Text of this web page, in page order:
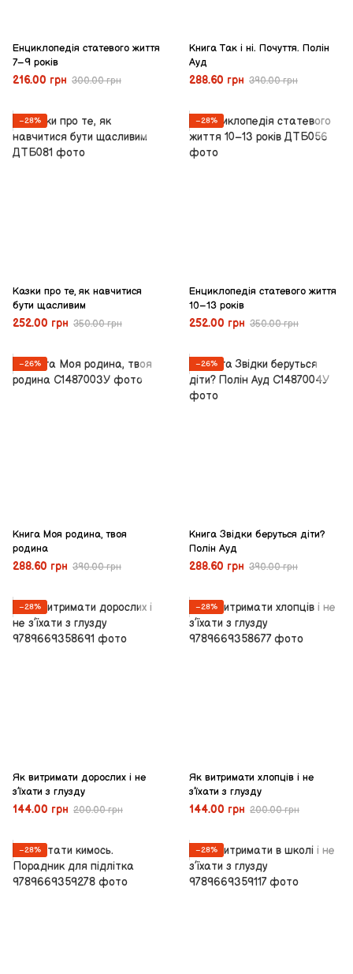
Енциклопедія статевого життя
7–9 років
216.00 грн 300.00 грн
Книга Так і ні. Почуття. Полін
Ауд
288.60 грн 390.00 грн
−28%
Казки про те, як навчитися
бути щасливим
252.00 грн 350.00 грн
−28%
Енциклопедія статевого життя
10–13 років
252.00 грн 350.00 грн
−26%
Книга Моя родина, твоя
родина
288.60 грн 390.00 грн
−26%
Книга Звідки беруться діти?
Полін Ауд
288.60 грн 390.00 грн
−28%
Як витримати дорослих і не
з’їхати з глузду
144.00 грн 200.00 грн
−28%
Як витримати хлопців і не
з’їхати з глузду
144.00 грн 200.00 грн
−28% −28%